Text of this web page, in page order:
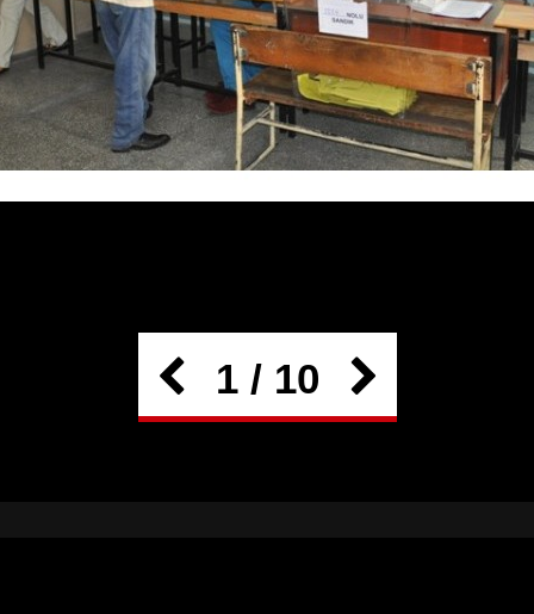
1 / 10